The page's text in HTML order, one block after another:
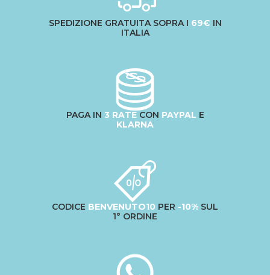
SPEDIZIONE GRATUITA SOPRA I 69€ IN
ITALIA
PAGA IN 3 RATECON PAYPAL E
KLARNA
CODICE BENVENUTO10 PER -10% SUL
1° ORDINE